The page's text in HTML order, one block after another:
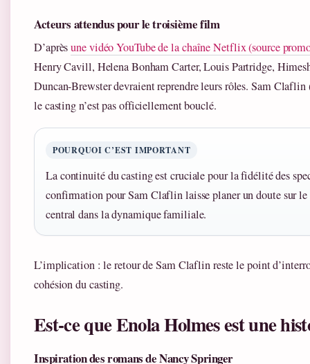
Acteurs attendus pour le troisième film
D’aprèsune vidéo YouTube de la chaîne Netflix (source
Henry Cavill, Helena Bonham Carter, Louis Partridge,
Duncan-Brewster devraient reprendre leurs rôles. Sam
le casting n’est pas officiellement bouclé.
POURQUOI C’EST IMPORTANT
La continuité du casting est cruciale pour la fidélité des
confirmation pour Sam Claflin laisse planer un doute sur
central dans la dynamique familiale.
L’implication : le retour de Sam Claflin reste le point
cohésion du casting.
Est‑ce que Enola Holmes est une
Inspiration des romans de Nancy Springer